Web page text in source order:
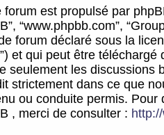
forum est propulsé par
“www.phpbb.com”,
forum déclaré sous la
et qui peut être téléchargé
seulement les discussions
strictement dans ce que
ou conduite permis.
, merci de consulter :